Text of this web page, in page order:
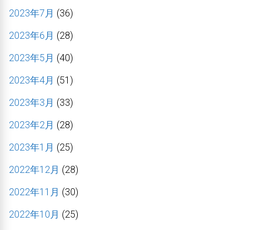
2023年7月 (36)
2023年6月 (28)
2023年5月 (40)
2023年4月 (51)
2023年3月 (33)
2023年2月 (28)
2023年1月 (25)
2022年12月 (28)
2022年11月 (30)
2022年10月 (25)